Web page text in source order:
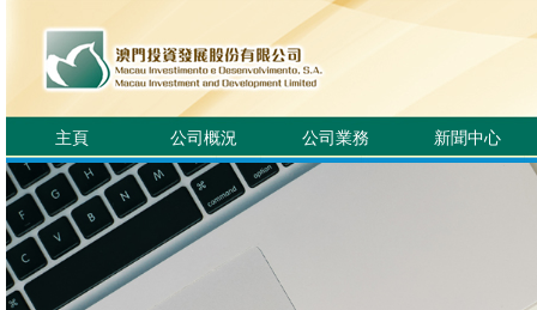
主頁 公司概況 公司業務 新聞中心